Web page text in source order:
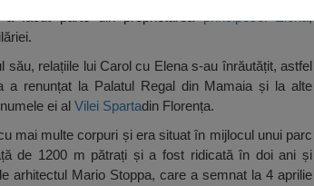
a făcut parte din proprietareaprincipesei Elena,
său, relațiile lui Carol cu Elena s-au înrăutățit, astfel
renunțat la Palatul Regal din Mamaia și la alte
ei al Vilei Spartadin Florența.
mai multe corpuri și era situat în mijlocul unui parc
de 1200 m pătrați și a fost ridicată în doi ani și
arhitectul Mario Stoppa, care a semnat la 4 aprilie